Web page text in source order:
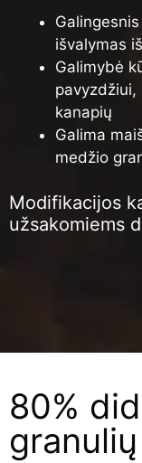
išvalymas
Galimybė
pavyzdžiui,
kanapių
Galima
medžio
Modifikacijos
užsakomiems
80%